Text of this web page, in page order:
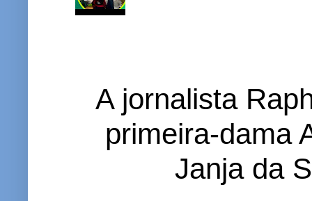
A jornalista
primeira-dama
Janja da